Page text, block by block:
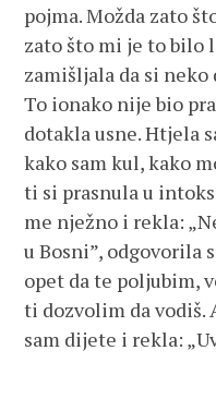
pojma. Možda zato
zato što mi je to bilo
zamišljala da si
To ionako nije bio
dotakla usne. Htjela
kako sam kul, kako
ti si prasnula u
me nježno i rekla:
u Bosni”, odgovorila
opet da te poljubim,
ti dozvolim da vodiš.
sam dijete i rekla: